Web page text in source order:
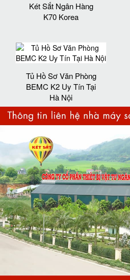
Két Sắt Ngân Hàng
K70 Korea
Tủ Hồ Sơ Văn Phòng
BEMC K2 Uy Tín Tại
Hà Nội